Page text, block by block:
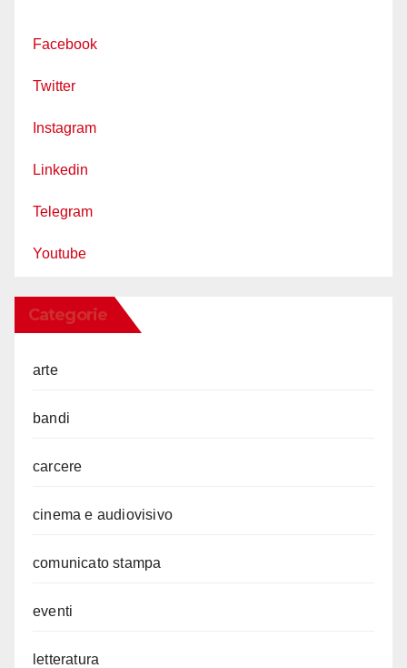
Facebook
Twitter
Instagram
Linkedin
Telegram
Youtube
Categorie
arte
bandi
carcere
cinema e audiovisivo
comunicato stampa
eventi
letteratura